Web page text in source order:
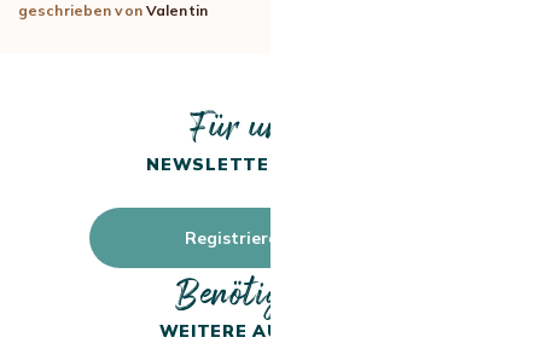
geschrieben von Valentin
Für unseren
NEWSLETTER ANMELDEN
Registrieren Sie sich
Benötigen Sie
WEITERE AUSKÜNFTE?